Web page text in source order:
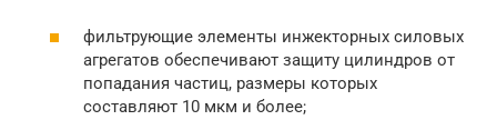
фильтрующие элементы инжекторных силовых
агрегатов обеспечивают защиту цилиндров от
попадания частиц, размеры которых
составляют 10 мкм и более;